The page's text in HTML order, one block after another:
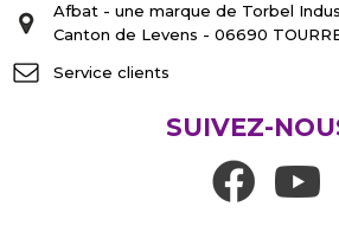
Afbat - une marque de Torbel
Canton de Levens - 06690
Service clients
SUIVEZ-